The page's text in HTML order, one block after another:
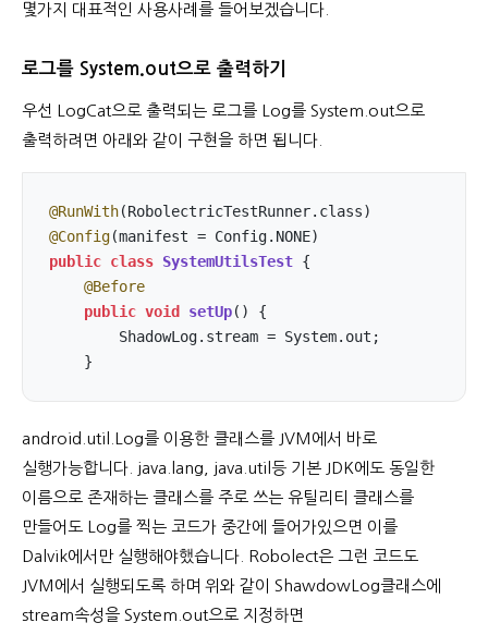
몇가지 대표적인 사용사례를 들어보겠습니다.
로그를 System.out으로 출력하기
우선 LogCat으로 출력되는 로그를 Log를 System.out으로
출력하려면 아래와 같이 구현을 하면 됩니다.
@RunWith
@Config
public class SystemUtilsTest {
@Before
public void setUp()
{
        ShadowLog.stream = System.out;
    }
android.util.Log를 이용한 클래스를 JVM에서 바로
실행가능합니다. java.lang, java.util등 기본 JDK에도 동일한
이름으로 존재하는 클래스를 주로 쓰는 유틸리티 클래스를
만들어도 Log를 찍는 코드가 중간에 들어가있으면 이를
Dalvik에서만 실행해야했습니다. Robolect은 그런 코드도
JVM에서 실행되도록 하며 위와 같이 ShawdowLog클래스에
stream속성을 System.out으로 지정하면